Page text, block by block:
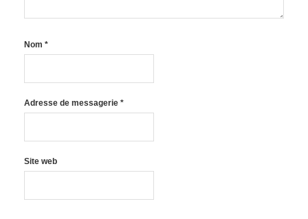
Nom *
Adresse de messagerie *
Site web